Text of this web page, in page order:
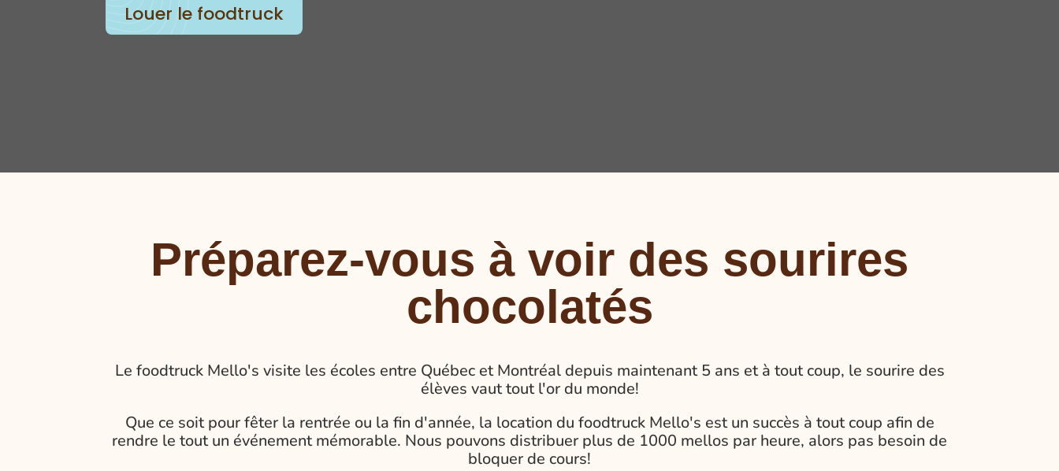
Louer le foodtruck
Préparez-vous à voir des sourires
chocolatés
Le foodtruck Mello's visite les écoles entre Québec et Montréal depuis maintenant 5 ans et à tout coup, le sourire des
élèves vaut tout l'or du monde!
Que ce soit pour fêter la rentrée ou la fin d'année, la location du foodtruck Mello's est un succès à tout coup afin de
rendre le tout un événement mémorable. Nous pouvons distribuer plus de 1000 mellos par heure, alors pas besoin de
bloquer de cours!